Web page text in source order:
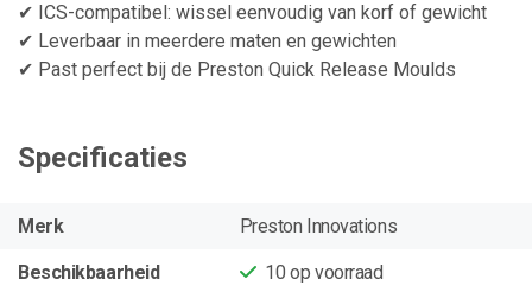
✔ ICS-compatibel: wissel eenvoudig van korf of gewicht
✔ Leverbaar in meerdere maten en gewichten
✔ Past perfect bij de Preston Quick Release Moulds
Specificaties
Merk Preston Innovations
Beschikbaarheid 10 op voorraad